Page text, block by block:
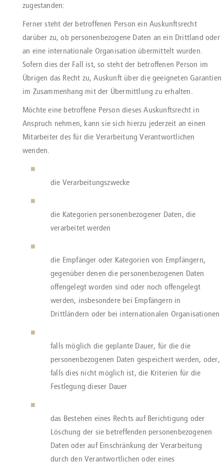
zugestanden:
Ferner steht der betroffenen Person ein Auskunftsrecht
darüber zu, ob personenbezogene Daten an ein Drittland oder
an eine internationale Organisation übermittelt wurden.
Sofern dies der Fall ist, so steht der betroffenen Person im
Übrigen das Recht zu, Auskunft über die geeigneten Garantien
im Zusammenhang mit der Übermittlung zu erhalten.
Möchte eine betroffene Person dieses Auskunftsrecht in
Anspruch nehmen, kann sie sich hierzu jederzeit an einen
Mitarbeiter des für die Verarbeitung Verantwortlichen
wenden.
die Verarbeitungszwecke
die Kategorien personenbezogener Daten, die
verarbeitet werden
die Empfänger oder Kategorien von Empfängern,
gegenüber denen die personenbezogenen Daten
offengelegt worden sind oder noch offengelegt
werden, insbesondere bei Empfängern in
Drittländern oder bei internationalen Organisationen
falls möglich die geplante Dauer, für die die
personenbezogenen Daten gespeichert werden, oder,
falls dies nicht möglich ist, die Kriterien für die
Festlegung dieser Dauer
das Bestehen eines Rechts auf Berichtigung oder
Löschung der sie betreffenden personenbezogenen
Daten oder auf Einschränkung der Verarbeitung
durch den Verantwortlichen oder eines